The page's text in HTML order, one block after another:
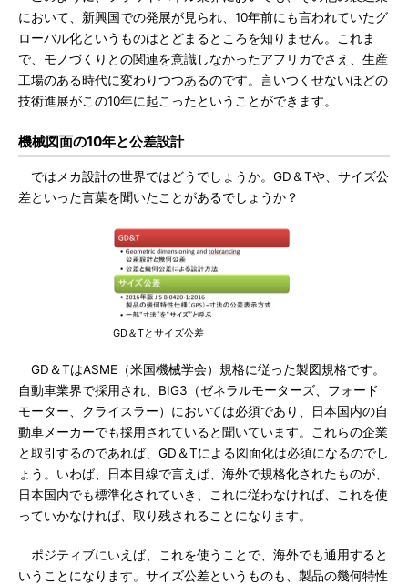
において、新興国での発展が見られ、10年前にも言われていたグ
ローバル化というものはとどまるところを知りません。これま
で、モノづくりとの関連を意識しなかったアフリカでさえ、生産
工場のある時代に変わりつつあるのです。言いつくせないほどの
技術進展がこの10年に起こったということができます。
機械図面の10年と公差設計
ではメカ設計の世界ではどうでしょうか。GD＆Tや、サイズ公
差といった言葉を聞いたことがあるでしょうか？
GD＆Tとサイズ公差
GD＆TはASME（米国機械学会）規格に従った製図規格です。
自動車業界で採用され、BIG3（ゼネラルモーターズ、フォード
モーター、クライスラー）においては必須であり、日本国内の自
動車メーカーでも採用されていると聞いています。これらの企業
と取引するのであれば、GD＆Tによる図面化は必須になるのでし
ょう。いわば、日本目線で言えば、海外で規格化されたものが、
日本国内でも標準化されていき、これに従わなければ、これを使
っていかなければ、取り残されることになります。
ポジティブにいえば、これを使うことで、海外でも通用すると
いうことになります。サイズ公差というものも、製品の幾何特性